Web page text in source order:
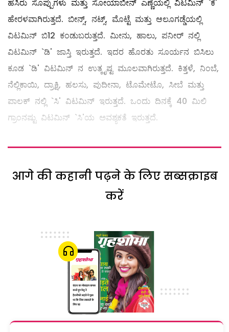
ಹಸಿರು ಸೊಪ್ಪುಗಳು ಮತ್ತು ಸೋಯಾಬೀನ್‌ ಎಣ್ಣೆಯಲ್ಲಿ ವಿಟಮಿನ್‌ `ಕೆ'
ಹೇರಳವಾಗಿರುತ್ತದೆ. ಬೀನ್ಸ್, ನಟ್ಸ್, ಮೊಟ್ಟೆ ಮತ್ತು ಆಲೂಗಡ್ಡೆಯಲ್ಲಿ
ವಿಟಮಿನ್‌ ಬಿ12 ಕಂಡುಬರುತ್ತದೆ. ಮೀನು, ಹಾಲು, ಪನೀರ್‌ ನಲ್ಲಿ
ವಿಟಮಿನ್‌ `ಡಿ' ಜಾಸ್ತಿ ಇರುತ್ತದೆ. ಇದರ ಹೊರತು ಸೂರ್ಯನ ಬಿಸಿಲು
ಕೂಡ `ಡಿ' ವಿಟಮಿನ್‌ ನ ಉತ್ಕೃಷ್ಟ ಮೂಲವಾಗಿರುತ್ತದೆ. ಕಿತ್ತಳೆ, ನಿಂಬೆ,
ನೆಲ್ಲಿಕಾಯಿ, ದ್ರಾಕ್ಷಿ, ಹಲಸು, ಪುದೀನಾ, ಟೊಮೇಟೊ, ಸೀಬೆ ಮತ್ತು
ಪಾಲಕ್‌ ನಲ್ಲಿ `ಸಿ' ವಿಟಮಿನ್‌ ಇರುತ್ತದೆ. ಒಂದು ದಿನಕ್ಕೆ 40 ಮಿಲಿ
ಗ್ರಾಂನಷ್ಟು ವಿಟಮಿನ್‌ `ಸಿ'ಯ ಅವಶ್ಯಕತೆ ಇರುತ್ತದೆ.
आगे की कहानी पढ़ने के लिए सब्सक्राइब
करें